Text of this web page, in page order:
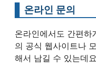
온라인 문의
온라인에서도 간편하
의 공식 웹사이트나
해서 남길 수 있는데